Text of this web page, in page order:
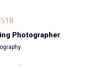
Photographer